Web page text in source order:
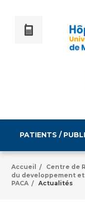
PATIENTS /
Informations
Égalité
Accueil /
Centre de
du developpement
PACA / Actualités